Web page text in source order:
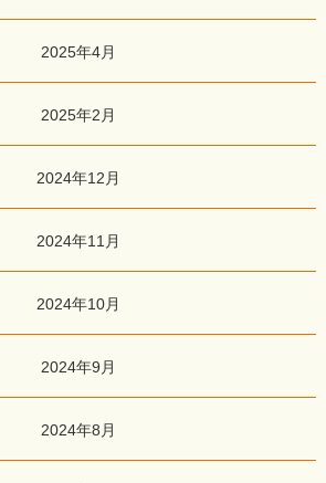
2025年4月
2025年2月
2024年12月
2024年11月
2024年10月
2024年9月
2024年8月